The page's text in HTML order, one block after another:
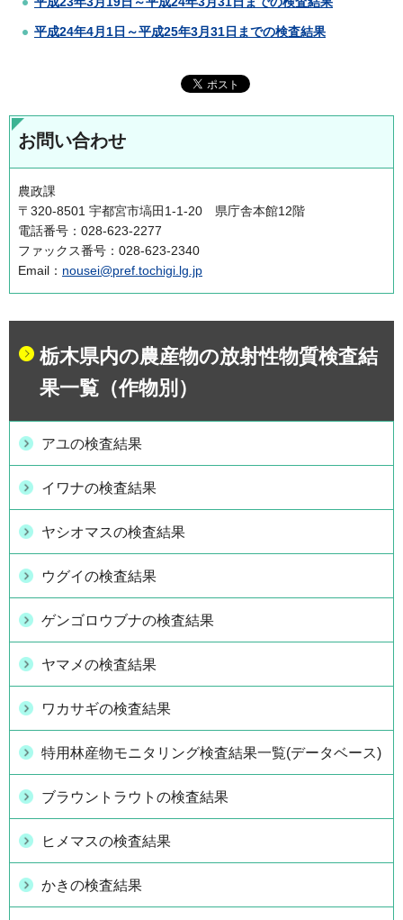
平成24年4月1日～平成25年3月31日までの検査結果
お問い合わせ
農政課
〒320-8501 宇都宮市塙田1-1-20 県庁舎本館12階
電話番号：028-623-2277
ファックス番号：028-623-2340
Email： nousei@pref.tochigi.lg.jp
栃木県内の農産物の放射性物質検査結
果一覧（作物別）
アユの検査結果
イワナの検査結果
ヤシオマスの検査結果
ウグイの検査結果
ゲンゴロウブナの検査結果
ヤマメの検査結果
ワカサギの検査結果
特用林産物モニタリング検査結果一覧(データベース)
ブラウントラウトの検査結果
ヒメマスの検査結果
かきの検査結果